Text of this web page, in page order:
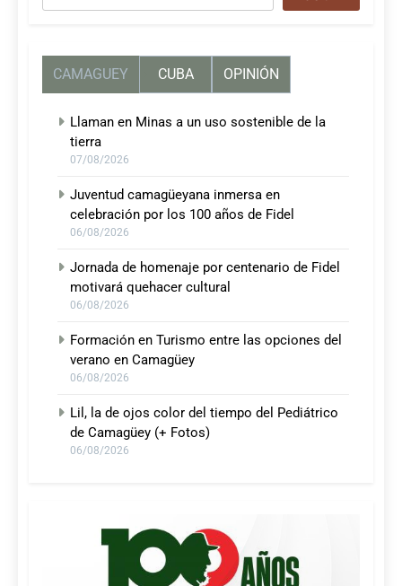
CAMAGUEY CUBA OPINIÓN
Llaman en Minas a un uso sostenible de la
tierra
07/08/2026
Juventud camagüeyana inmersa en
celebración por los 100 años de Fidel
06/08/2026
Jornada de homenaje por centenario de Fidel
motivará quehacer cultural
06/08/2026
Formación en Turismo entre las opciones del
verano en Camagüey
06/08/2026
Lil, la de ojos color del tiempo del Pediátrico
de Camagüey (+ Fotos)
06/08/2026